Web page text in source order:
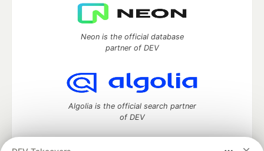
Neon is the official database
partner of DEV
Algolia is the official search partner
of DEV